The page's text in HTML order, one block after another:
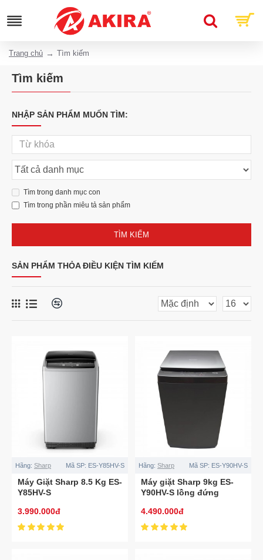
Trang chủ Tìm kiếm
Tìm kiếm
NHẬP SẢN PHẨM MUỐN TÌM:
Tìm trong danh mục con
Tìm trong phần miêu tả sản phẩm
TÌM KIẾM
SẢN PHẨM THỎA ĐIỀU KIỆN TÌM KIẾM
Hãng: Sharp Mã SP: ES-Y85HV-S
Máy Giặt Sharp 8.5 Kg ES-
Y85HV-S
3.990.000đ
Hãng: Sharp Mã SP: ES-Y90HV-S
Máy giặt Sharp 9kg ES-
Y90HV-S lồng đứng
4.490.000đ